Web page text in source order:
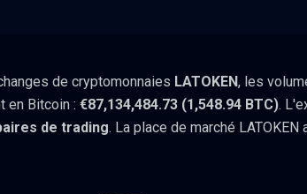
de cryptomonnaies LATOKEN, les
en Bitcoin : €87,134,484.73 (1,548.94 BTC).
de trading. La place de marché